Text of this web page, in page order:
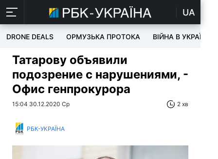
UA
DRONE DEALS ОРМУЗЬКА ПРОТОКА ВІЙНА В УКРАЇНІ
Татарову объявили
подозрение с нарушениями, -
Офис генпрокурора
15:04 30.12.2020 Ср 2 хв
РБК-УКРАЇНА